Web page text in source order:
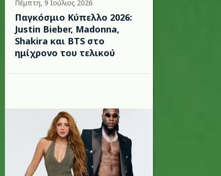
Πέμπτη, 9 Ιούλιος 2026
Παγκόσμιο Κύπελλο 2026:
Justin Bieber, Madonna,
Shakira και BTS στο
ημίχρονο του τελικού